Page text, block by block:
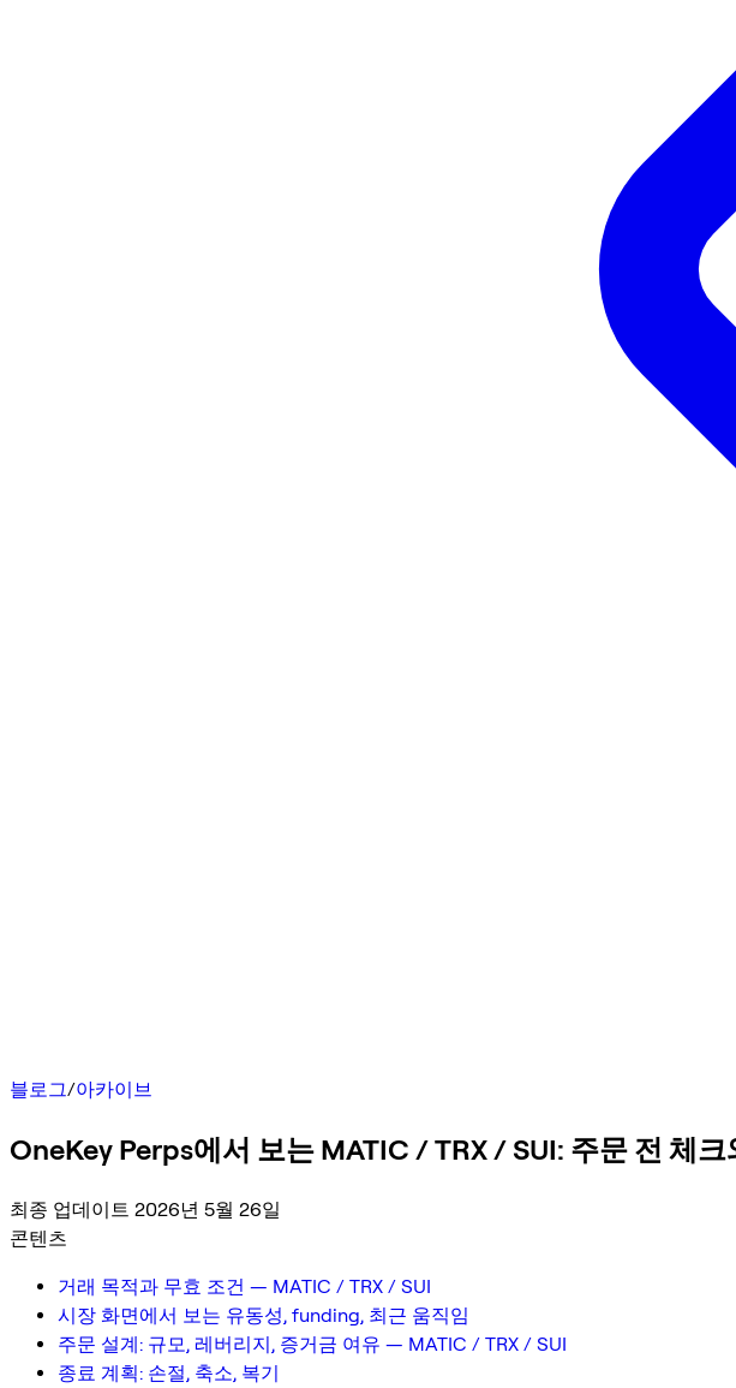
블로그/아카이브
OneKey Perps에서 보는 MATIC / TRX / SUI: 주문 전 체크
최종 업데이트 2026년 5월 26일
콘텐츠
거래 목적과 무효 조건 — MATIC / TRX / SUI
시장 화면에서 보는 유동성, funding, 최근 움직임
주문 설계: 규모, 레버리지, 증거금 여유 — MATIC / TRX / SUI
종료 계획: 손절, 축소, 복기